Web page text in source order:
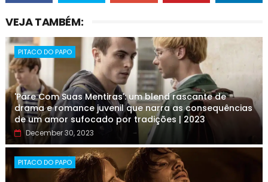
VEJA TAMBÉM:
PITACO DO PAPO
'Pare Com Suas Mentiras': um blend rascante de
drama e romance juvenil que narra as consequências
de um amor sufocado por tradições | 2023
December 30, 2023
PITACO DO PAPO